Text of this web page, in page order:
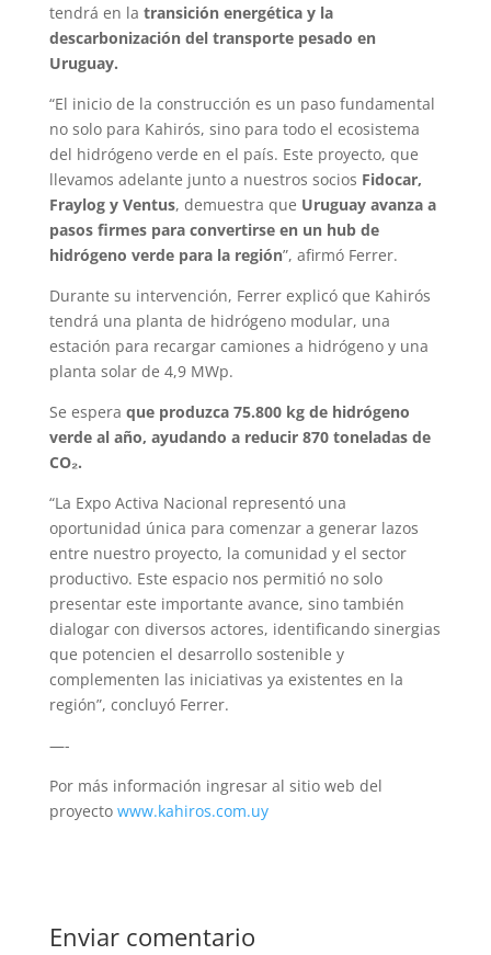
tendrá en la transición energética y la
descarbonización del transporte pesado en
Uruguay.
“El inicio de la construcción es un paso fundamental
no solo para Kahirós, sino para todo el ecosistema
del hidrógeno verde en el país. Este proyecto, que
llevamos adelante junto a nuestros socios Fidocar,
Fraylog y Ventus, demuestra que Uruguay avanza a
pasos firmes para convertirse en un hub de
hidrógeno verde para la región”, afirmó Ferrer.
Durante su intervención, Ferrer explicó que Kahirós
tendrá una planta de hidrógeno modular, una
estación para recargar camiones a hidrógeno y una
planta solar de 4,9 MWp.
Se espera que produzca 75.800 kg de hidrógeno
verde al año, ayudando a reducir 870 toneladas de
CO₂.
“La Expo Activa Nacional representó una
oportunidad única para comenzar a generar lazos
entre nuestro proyecto, la comunidad y el sector
productivo. Este espacio nos permitió no solo
presentar este importante avance, sino también
dialogar con diversos actores, identificando sinergias
que potencien el desarrollo sostenible y
complementen las iniciativas ya existentes en la
región”, concluyó Ferrer.
—-
Por más información ingresar al sitio web del
proyecto www.kahiros.com.uy
Enviar comentario